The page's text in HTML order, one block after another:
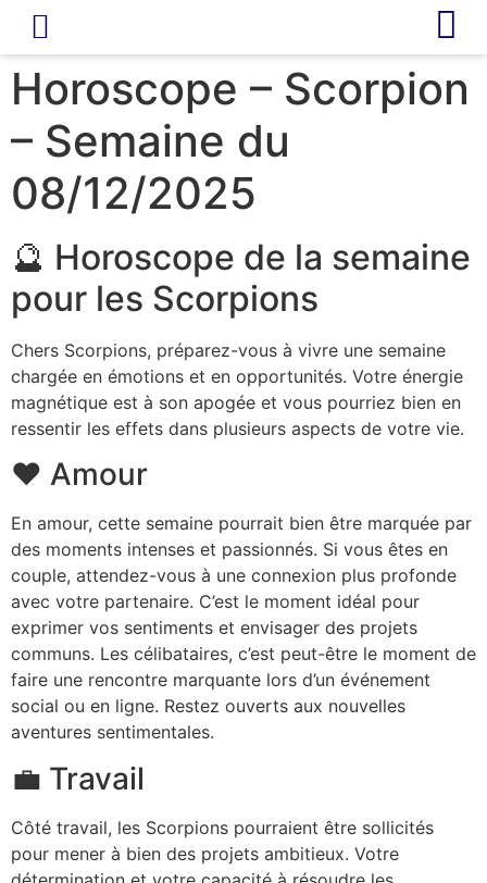
Horoscope – Scorpion
– Semaine du
08/12/2025
🔮 Horoscope de la semaine
pour les Scorpions
Chers Scorpions, préparez-vous à vivre une semaine
chargée en émotions et en opportunités. Votre énergie
magnétique est à son apogée et vous pourriez bien en
ressentir les effets dans plusieurs aspects de votre vie.
❤️ Amour
En amour, cette semaine pourrait bien être marquée par
des moments intenses et passionnés. Si vous êtes en
couple, attendez-vous à une connexion plus profonde
avec votre partenaire. C’est le moment idéal pour
exprimer vos sentiments et envisager des projets
communs. Les célibataires, c’est peut-être le moment de
faire une rencontre marquante lors d’un événement
social ou en ligne. Restez ouverts aux nouvelles
aventures sentimentales.
💼 Travail
Côté travail, les Scorpions pourraient être sollicités
pour mener à bien des projets ambitieux. Votre